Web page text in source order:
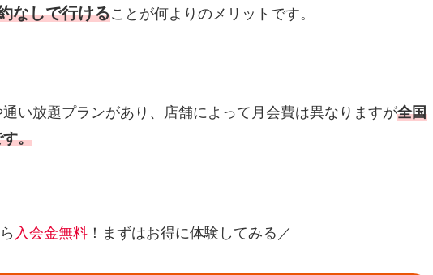
なしで行けることが何よりのメリットです。
い放題プランがあり、店舗によって月会費は異なりますが全国
す。
入会金無料 ！まずはお得に体験してみる／